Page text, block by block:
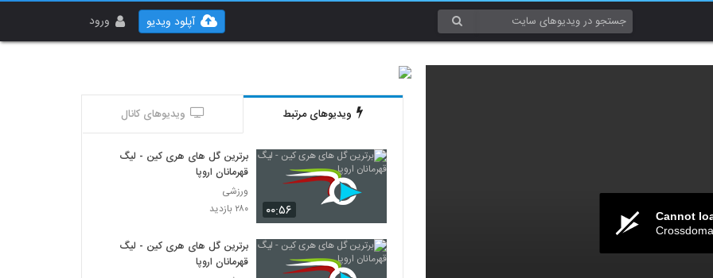
ورود آپلود ویدیو
Cannot
ویدیوهای مرتبط ویدیوهای کانال
۰۰:۵۶
برترین گل های هری کین - لیگ
قهرمانان اروپا
ورزشی
۲۸۰ بازدید
برترین گل های هری کین - لیگ
قهرمانان اروپا